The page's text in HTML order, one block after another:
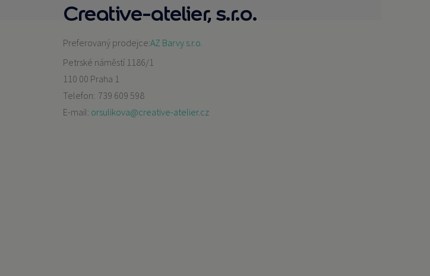
Creative-atelier, s.r.o.
Preferovaný prodejce:AZ Barvy s.r.o.
Petrské náměstí 1186/1
110 00 Praha 1
Telefon: 739 609 598
E-mail: orsulikova@creative-atelier.cz